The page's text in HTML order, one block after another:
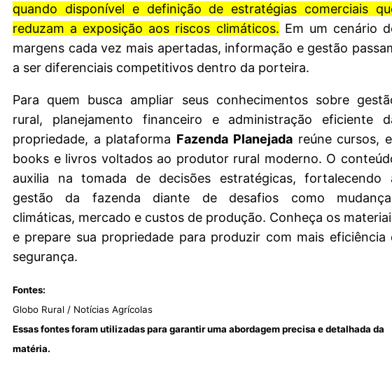
quando disponível e definição de estratégias comerciais
reduzam a exposição aos riscos climáticos. Em um cenário
margens cada vez mais apertadas, informação e gestão
a ser diferenciais competitivos dentro da porteira.
Para quem busca ampliar seus conhecimentos sobre
rural, planejamento financeiro e administração eficiente
propriedade, a plataforma Fazenda Planejadareúne cursos,
books e livros voltados ao produtor rural moderno. O
auxilia na tomada de decisões estratégicas, fortalecendo
gestão da fazenda diante de desafios como
climáticas, mercado e custos de produção. Conheça os
e prepare sua propriedade para produzir com mais eficiência
segurança.
Fontes:
Globo Rural / Notícias Agrícolas
Essas fontes foram utilizadas para garantir uma abordagem precisa e detalhada da
matéria.